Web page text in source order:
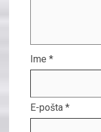
Ime *
E-pošta *